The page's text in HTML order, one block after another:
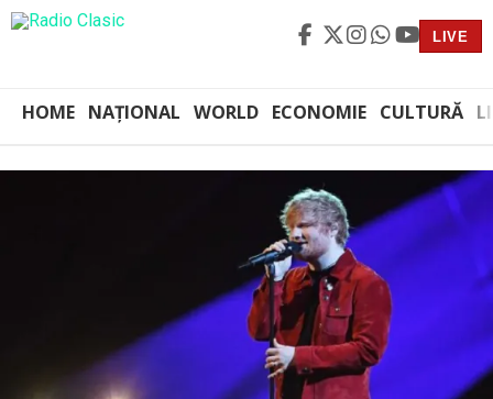
LIVE
HOME NAȚIONAL WORLD ECONOMIE CULTURĂ